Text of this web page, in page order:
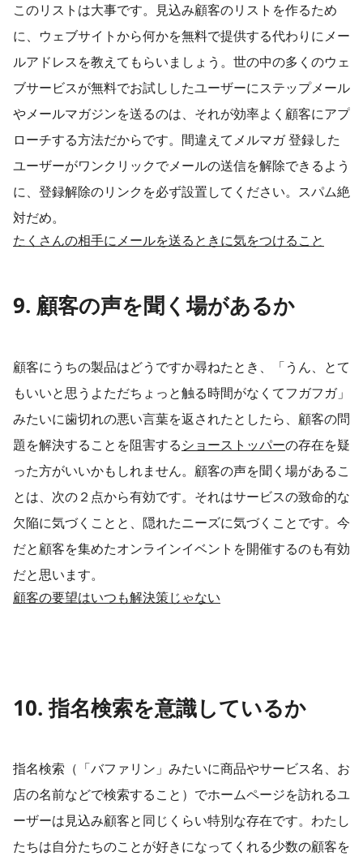
このリストは大事です。見込み顧客のリストを作るため
に、ウェブサイトから何かを無料で提供する代わりにメー
ルアドレスを教えてもらいましょう。世の中の多くのウェ
ブサービスが無料でお試ししたユーザーにステップメール
やメールマガジンを送るのは、それが効率よく顧客にアプ
ローチする方法だからです。間違えてメルマガ 登録した
ユーザーがワンクリックでメールの送信を解除できるよう
に、登録解除のリンクを必ず設置してください。スパム絶
対だめ。
たくさんの相手にメールを送るときに気をつけること
9. 顧客の声を聞く場があるか
顧客にうちの製品はどうですか尋ねたとき、「うん、とて
もいいと思うよただちょっと触る時間がなくてフガフガ」
みたいに歯切れの悪い言葉を返されたとしたら、顧客の問
題を解決することを阻害するショーストッパーの存在を疑
った方がいいかもしれません。顧客の声を聞く場があるこ
とは、次の２点から有効です。それはサービスの致命的な
欠陥に気づくことと、隠れたニーズに気づくことです。今
だと顧客を集めたオンラインイベントを開催するのも有効
だと思います。​
顧客の要望はいつも解決策じゃない
10. 指名検索を意識しているか
指名検索（「バファリン」みたいに商品やサービス名、お
店の名前などで検索すること）でホームページを訪れるユ
ーザーは見込み顧客と同じくらい特別な存在です。わたし
たちは自分たちのことが好きになってくれる少数の顧客を